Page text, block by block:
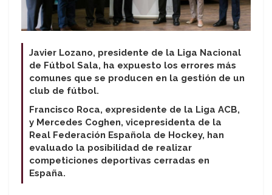
Javier Lozano, presidente de la Liga Nacional
de Fútbol Sala, ha expuesto los errores más
comunes que se producen en la gestión de un
club de fútbol.
Francisco Roca, expresidente de la Liga ACB,
y Mercedes Coghen, vicepresidenta de la
Real Federación Española de Hockey, han
evaluado la posibilidad de realizar
competiciones deportivas cerradas en
España.